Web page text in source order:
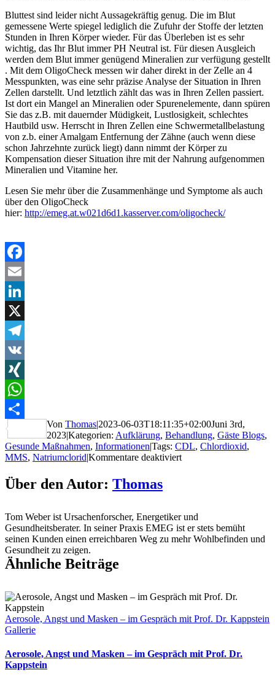
Bluttest sind leider nicht Aussagekräftig genug. Die im Blut
gemessene Werte spiegel lediglich die Zufuhr der Stoffe der letzten
Stunden in Ihren Körper wieder. Für das Überleben ist es sehr
wichtig, das Ihr Blut immer PH Neutral ist. Für diesen Ausgleich
werden dem Blut immer genügend Mineralien zur verfügung gestellt
. Mit dem OligoCheck messen wir daher direkt in der Zelle an 4
Messpunkten, was eine sehr präzise Analyse der Situation in Ihren
Zellen darstellt. Und letztlich zählt das was in Ihren Zellen passiert.
Ist dort ein Mangel an Mineralien oder Spurenelemente, dann spüren
Sie das z.B. mit dauernder Müdigkeit, Lustlosigkeit, schlechtes
Hautbild usw. Herrscht in Ihren Zellen eine Schwermetallbelastung
von z.b. einer Amalgam Entfernung der Zähne (auch wenn diese
schon Jahrzehnte zurück liegt) dann nimmt der Körper zu
Kompensation dieser Situation ihre mit der Nahrung aufgenommen
Mineralien und Vitamine her.
Lesen Sie mehr über die Zusammenhänge und Symptome als auch
über den OligoCheck
hier: http://emeg.at.w021d6d1.kasserver.com/oligocheck/
Facebook
Email
LinkedIn
X
Telegram
VK
XING
WhatsApp
Teilen
Von Thomas|2023-06-03T18:11:35+02:00Juni 3rd,
2023|Kategorien: Aufklärung, Behandlung, Gäste Blogs,
Gesunde Maßnahmen, Informationen|Tags: CDL, Chlordioxid,
MMS, Natriumclorid|Kommentare deaktiviertfür
Über den Autor: Thomas
Tom Weber ist Ursachenforscher, Energetiker und
Gesundheitsberater. In seiner Praxis EMEG ist er stets bemüht
seinen Kunden einen erreichbaren Weg zu mehr Wohlbefinden und
Gesundheit zu zeigen.
Ähnliche Beiträge
Aerosole, Angst und Masken – im Gespräch mit Prof. Dr. Kappstein
Gallerie
Aerosole, Angst und Masken – im Gespräch mit Prof. Dr.
Kappstein